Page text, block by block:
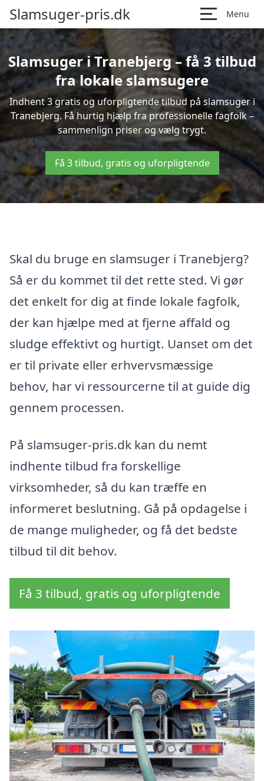
Slamsuger-pris.dk Menu
Slamsuger i Tranebjerg – få 3 tilbud
fra lokale slamsugere
Indhent 3 gratis og uforpligtende tilbud på slamsuger i
Tranebjerg. Få hurtig hjælp fra professionelle fagfolk –
sammenlign priser og vælg trygt.
Få 3 tilbud, gratis og uforpligtende
Skal du bruge en slamsuger i Tranebjerg?
Så er du kommet til det rette sted. Vi gør
det enkelt for dig at finde lokale fagfolk,
der kan hjælpe med at fjerne affald og
sludge effektivt og hurtigt. Uanset om det
er til private eller erhvervsmæssige
behov, har vi ressourcerne til at guide dig
gennem processen.
På slamsuger-pris.dk kan du nemt
indhente tilbud fra forskellige
virksomheder, så du kan træffe en
informeret beslutning. Gå på opdagelse i
de mange muligheder, og få det bedste
tilbud til dit behov.
Få 3 tilbud, gratis og uforpligtende